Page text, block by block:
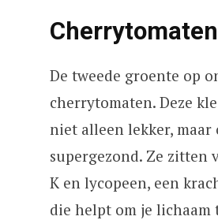
Cherrytomaten
De tweede groente op
cherrytomaten. Deze
niet alleen lekker, maar
supergezond. Ze zitten
K en lycopeen, een
die helpt om je lichaam